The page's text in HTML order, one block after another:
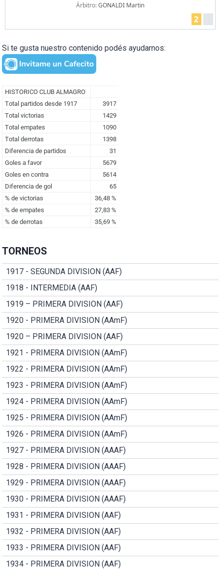
Árbitro:GONALDI Martin
2
Si te gusta nuestro contenido podés ayudarnos:
TORNEOS
1917 - SEGUNDA DIVISION (AAF)
1918 - INTERMEDIA (AAF)
1919 – PRIMERA DIVISION (AAF)
1920 - PRIMERA DIVISION (AAmF)
1920 – PRIMERA DIVISION (AAF)
1921 - PRIMERA DIVISION (AAmF)
1922 - PRIMERA DIVISION (AAmF)
1923 - PRIMERA DIVISION (AAmF)
1924 - PRIMERA DIVISION (AAmF)
1925 - PRIMERA DIVISION (AAmF)
1926 - PRIMERA DIVISION (AAmF)
1927 - PRIMERA DIVISION (AAAF)
1928 - PRIMERA DIVISION (AAAF)
1929 - PRIMERA DIVISION (AAAF)
1930 - PRIMERA DIVISION (AAAF)
1931 - PRIMERA DIVISION (AAF)
1932 - PRIMERA DIVISION (AAF)
1933 - PRIMERA DIVISION (AAF)
1934 - PRIMERA DIVISION (AAF)